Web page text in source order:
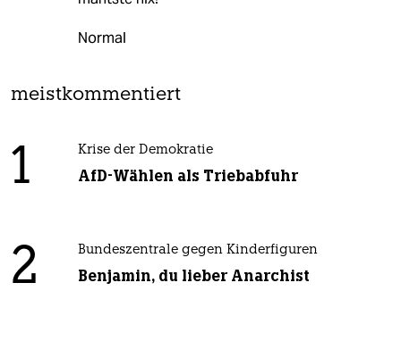
Normal
meistkommentiert
1 Krise der Demokratie
AfD-Wählen als Triebabfuhr
2 Bundeszentrale gegen Kinderfiguren
Benjamin, du lieber Anarchist